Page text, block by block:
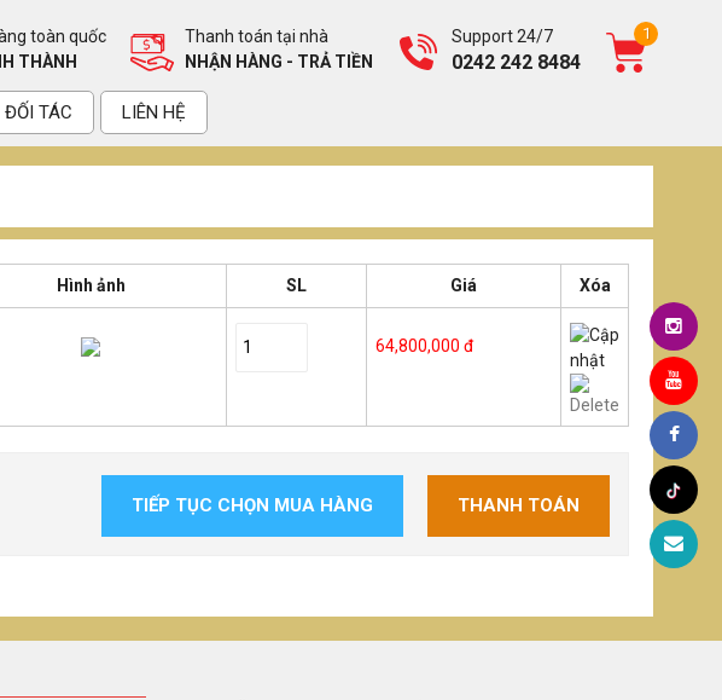
toàn quốc
THÀNH
Thanh toán tại nhà
NHẬN HÀNG - TRẢ TIỀN
Support 24/7
0242 242 8484
1
ĐỐI TÁC LIÊN HỆ
Hình ảnh SL Giá Xóa
64,800,000 đ
THANH TOÁN
TIẾP TỤC CHỌN MUA HÀNG